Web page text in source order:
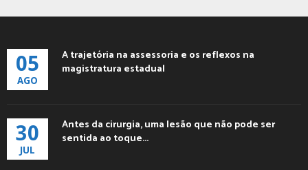
05
AGO
A trajetória na assessoria e os reflexos na
magistratura estadual
30
JUL
Antes da cirurgia, uma lesão que não pode ser
sentida ao toque...